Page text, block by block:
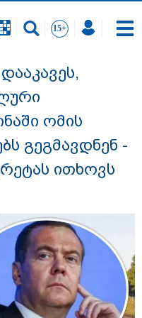
შორის 2
თბილისში
საქმეზე
ომის
გეგმავდნენ -
ითხოვს